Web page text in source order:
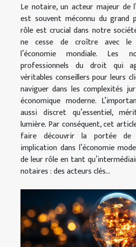
Le notaire, un acteur majeur de
est souvent méconnu du grand
rôle est crucial dans notre
ne cesse de croître avec le
l’économie mondiale. Les
professionnels du droit qui
véritables conseillers pour leurs
naviguer dans les complexités
économique moderne.
aussi discret qu’essentiel,
lumière. Par conséquent, cet
faire découvrir la portée de
implication dans l’économie
de leur rôle en tant
notaires : des acteurs clés...